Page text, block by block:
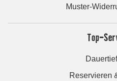
Muster-
Top-
Reservieren